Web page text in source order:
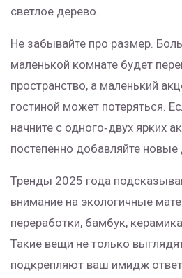
светлое дерево.
Не забывайте про размер.
маленькой комнате будет
пространство, а маленький
гостиной может потеряться.
начните с одного‑двух ярких
постепенно добавляйте новые
Тренды 2025 года
внимание на экологичные
переработки, бамбук,
Такие вещи не только
подкрепляют ваш имидж